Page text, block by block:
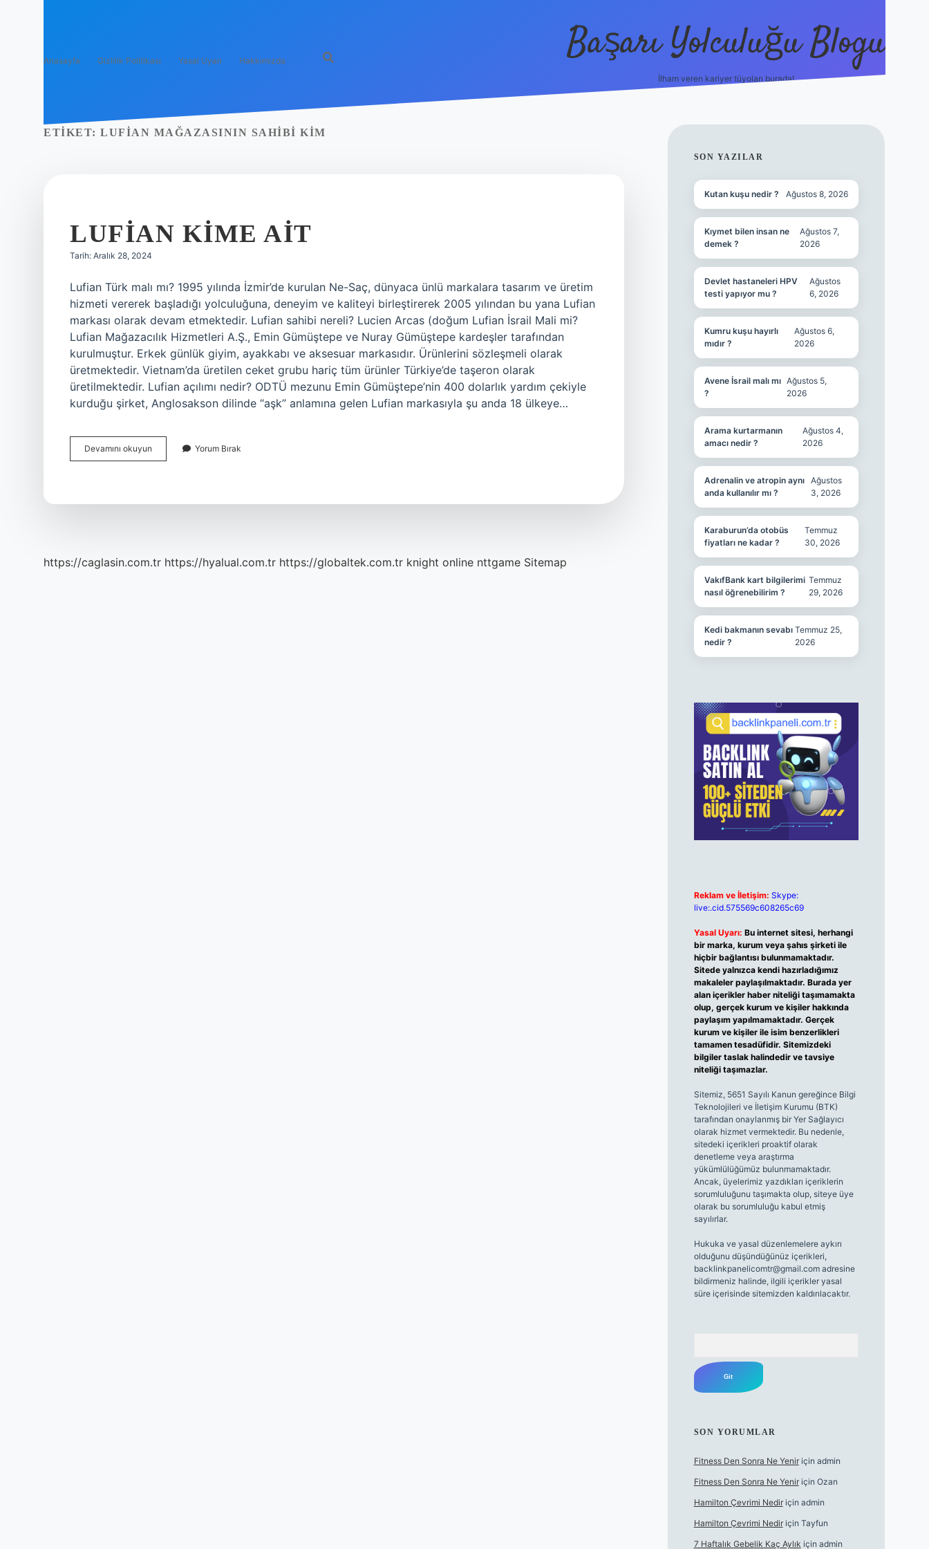
Anasayfa Gizlilik Politikası Yasal Uyarı Hakkımızda Başarı Yolculuğu Blogu
İlham veren kariyer tüyoları burada!
ETIKET: LUFIAN MAĞAZASININ SAHIBI KIM
LUFIAN KIME AIT
Tarih: Aralık 28, 2024
Lufian Türk malı mı? 1995 yılında İzmir’de kurulan Ne-Saç, dünyaca ünlü markalara tasarım ve üretim
hizmeti vererek başladığı yolculuğuna, deneyim ve kaliteyi birleştirerek 2005 yılından bu yana Lufian
markası olarak devam etmektedir. Lufian sahibi nereli? Lucien Arcas (doğum Lufian İsrail Mali mi?
Lufian Mağazacılık Hizmetleri A.Ş., Emin Gümüştepe ve Nuray Gümüştepe kardeşler tarafından
kurulmuştur. Erkek günlük giyim, ayakkabı ve aksesuar markasıdır. Ürünlerini sözleşmeli olarak
üretmektedir. Vietnam’da üretilen ceket grubu hariç tüm ürünler Türkiye’de taşeron olarak
üretilmektedir. Lufian açılımı nedir? ODTÜ mezunu Emin Gümüştepe’nin 400 dolarlık yardım çekiyle
kurduğu şirket, Anglosakson dilinde “aşk” anlamına gelen Lufian markasıyla şu anda 18 ülkeye…
Devamını okuyun
Kime
Yorum Bırak
https://caglasin.com.tr https://hyalual.com.tr https://globaltek.com.tr knight online nttgame Sitemap
SIDEBAR
SON YAZILAR
Kutan kuşu nedir ? Ağustos 8, 2026
Kıymet bilen insan ne
demek ?
Ağustos 7,
2026
Devlet hastaneleri HPV
testi yapıyor mu ?
Ağustos
6, 2026
Kumru kuşu hayırlı
mıdır ?
Ağustos 6,
2026
Avene İsrail malı mı
?
Ağustos 5,
2026
Arama kurtarmanın
amacı nedir ?
Ağustos 4,
2026
Adrenalin ve atropin aynı
anda kullanılır mı ?
Ağustos
3, 2026
Karaburun’da otobüs
fiyatları ne kadar ?
Temmuz
30, 2026
VakıfBank kart bilgilerimi
nasıl öğrenebilirim ?
Temmuz
29, 2026
Kedi bakmanın sevabı
nedir ?
Temmuz 25,
2026
Reklam ve İletişim: Skype:
live:.cid.575569c608265c69
Yasal Uyarı: Bu internet sitesi, herhangi
bir marka, kurum veya şahıs şirketi ile
hiçbir bağlantısı bulunmamaktadır.
Sitede yalnızca kendi hazırladığımız
makaleler paylaşılmaktadır. Burada yer
alan içerikler haber niteliği taşımamakta
olup, gerçek kurum ve kişiler hakkında
paylaşım yapılmamaktadır. Gerçek
kurum ve kişiler ile isim benzerlikleri
tamamen tesadüfidir. Sitemizdeki
bilgiler taslak halindedir ve tavsiye
niteliği taşımazlar.
Sitemiz, 5651 Sayılı Kanun gereğince Bilgi
Teknolojileri ve İletişim Kurumu (BTK)
tarafından onaylanmış bir Yer Sağlayıcı
olarak hizmet vermektedir. Bu nedenle,
sitedeki içerikleri proaktif olarak
denetleme veya araştırma
yükümlülüğümüz bulunmamaktadır.
Ancak, üyelerimiz yazdıkları içeriklerin
sorumluluğunu taşımakta olup, siteye üye
olarak bu sorumluluğu kabul etmiş
sayılırlar.
Hukuka ve yasal düzenlemelere aykırı
olduğunu düşündüğünüz içerikleri,
backlinkpanelicomtr@gmail.comadresine
bildirmeniz halinde, ilgili içerikler yasal
süre içerisinde sitemizden kaldırılacaktır.
SON YORUMLAR
Fitness Den Sonra Ne Yeniriçin admin
Fitness Den Sonra Ne Yeniriçin Ozan
Hamilton Çevrimi Nediriçin admin
Hamilton Çevrimi Nediriçin Tayfun
7 Haftalık Gebelik Kaç Aylık için admin
https://